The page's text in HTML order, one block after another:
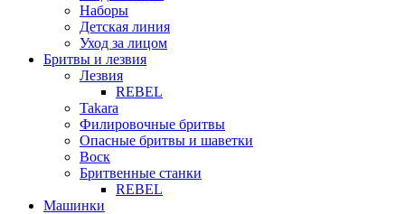
Наборы
Детская линия
Уход за лицом
Бритвы и лезвия
Лезвия
REBEL
Takara
Филировочные бритвы
Опасные бритвы и шаветки
Воск
Бритвенные станки
REBEL
Машинки